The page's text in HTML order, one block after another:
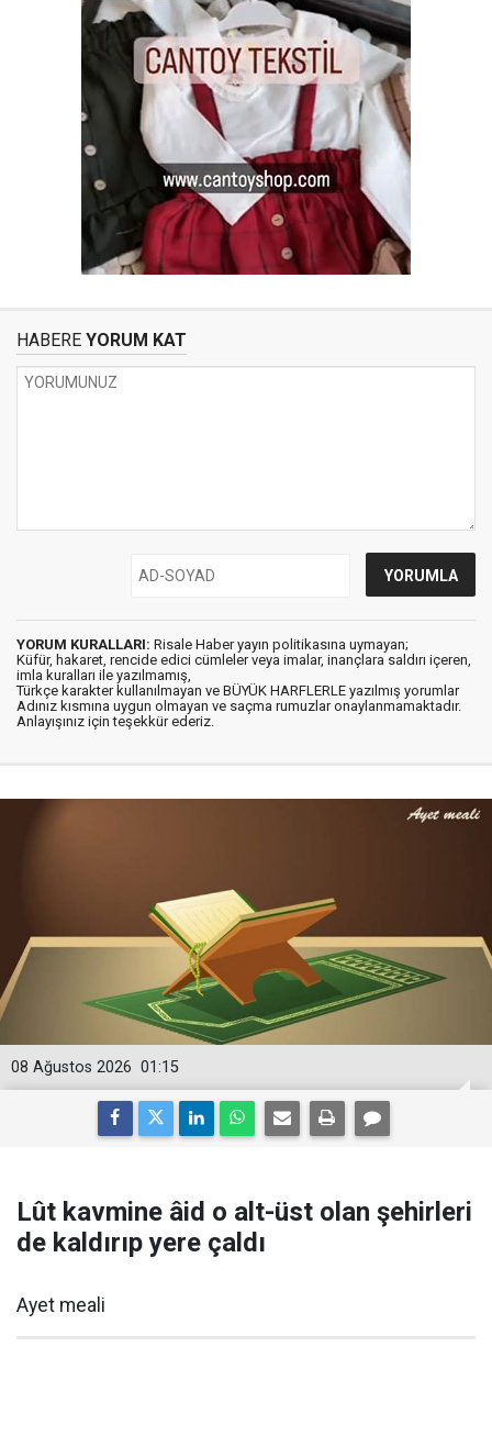
HABERE YORUM KAT
YORUM KURALLARI: Risale Haber yayın politikasına uymayan;
Küfür, hakaret, rencide edici cümleler veya imalar, inançlara saldırı içeren,
imla kuralları ile yazılmamış,
Türkçe karakter kullanılmayan ve BÜYÜK HARFLERLE yazılmış yorumlar
Adınız kısmına uygun olmayan ve saçma rumuzlar onaylanmamaktadır.
Anlayışınız için teşekkür ederiz.
01:15
08 Ağustos 2026
Lût kavmine âid o alt-üst olan şehirleri
de kaldırıp yere çaldı
Ayet meali